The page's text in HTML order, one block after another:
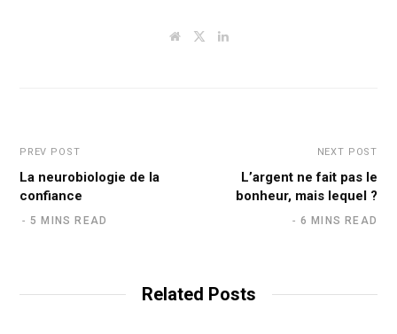
W
L
PREV POST
La neurobiologie de la
confiance
5 MINS READ
NEXT POST
L’argent ne fait pas le
bonheur, mais lequel ?
6 MINS READ
Related Posts